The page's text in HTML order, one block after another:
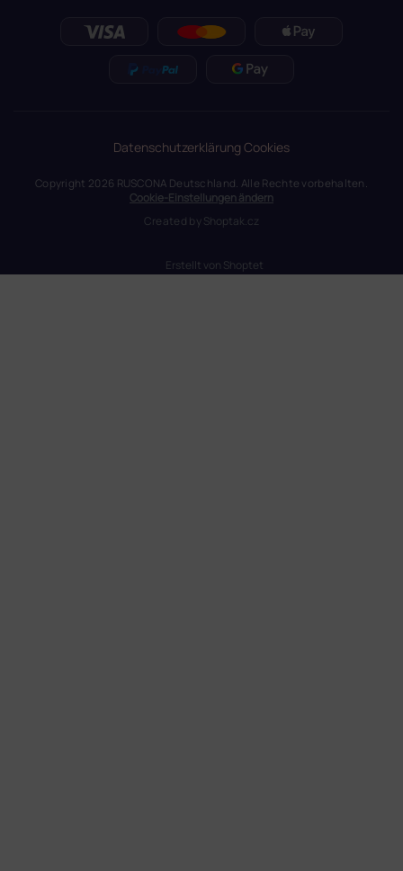
DatenschutzerklärungCookies
Erstellt von Shoptet
Copyright 2026 RUSCONA Deutschland. Alle Rechte vorbehalten.
Cookie-Einstellungen ändern
Created byShoptak.cz